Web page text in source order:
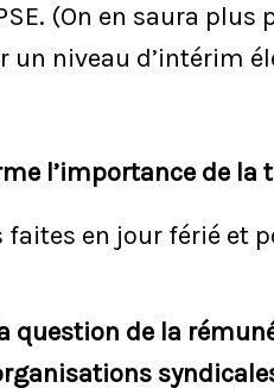
(On en saura
un niveau d’intérim
l’importance de
en jour férié et
question de la